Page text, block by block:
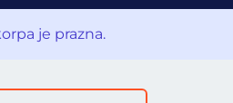
je prazna.